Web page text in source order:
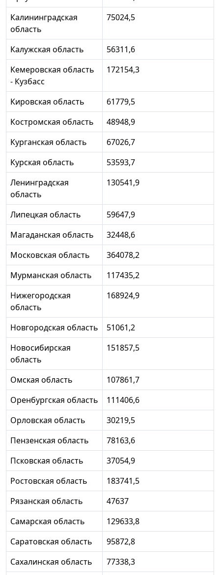
Калининградская
область
75024,5
Калужская область
56311,6
Кемеровская область
- Кузбасс
172154,3
Кировская область
61779,5
Костромская область
48948,9
Курганская область
67026,7
Курская область
53593,7
Ленинградская
область
130541,9
Липецкая область
59647,9
Магаданская область
32448,6
Московская область
364078,2
Мурманская область
117435,2
Нижегородская
область
168924,9
Новгородская область
51061,2
Новосибирская
область
151857,5
Омская область
107861,7
Оренбургская область
111406,6
Орловская область
30219,5
Пензенская область
78163,6
Псковская область
37054,9
Ростовская область
183741,5
Рязанская область
47637
Самарская область
129633,8
Саратовская область
95872,8
Сахалинская область
77338,3